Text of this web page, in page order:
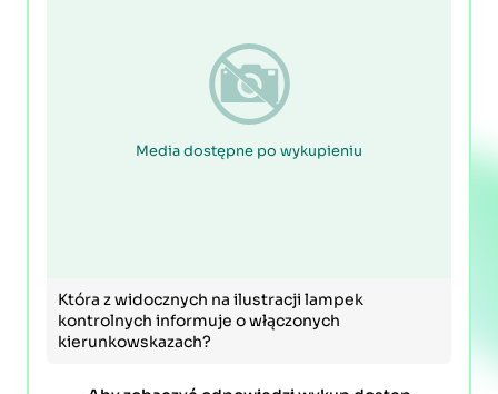
Media dostępne po wykupieniu
Która z widocznych na ilustracji lampek
kontrolnych informuje o włączonych
kierunkowskazach?